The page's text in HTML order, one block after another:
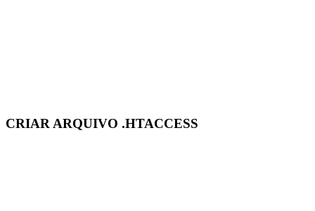
CRIAR ARQUIVO .HTACCESS